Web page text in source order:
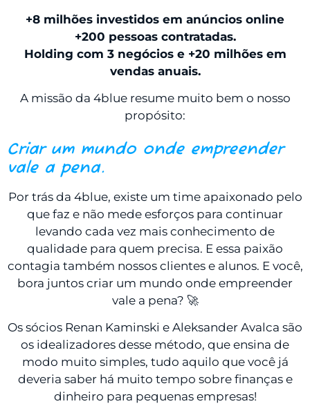
+8 milhões investidos em anúncios online
+200 pessoas contratadas.
Holding com 3 negócios e +20 milhões em
vendas anuais.
A missão da 4blue resume muito bem o nosso
propósito:
Criar um mundo onde empreender
vale a pena.
Por trás da 4blue, existe um time apaixonado pelo
que faz e não mede esforços para continuar
levando cada vez mais conhecimento de
qualidade para quem precisa. E essa paixão
contagia também nossos clientes e alunos. E você,
bora juntos criar um mundo onde empreender
vale a pena? 🚀
Os sócios Renan Kaminski e Aleksander Avalca são
os idealizadores desse método, que ensina de
modo muito simples, tudo aquilo que você já
deveria saber há muito tempo sobre finanças e
dinheiro para pequenas empresas!